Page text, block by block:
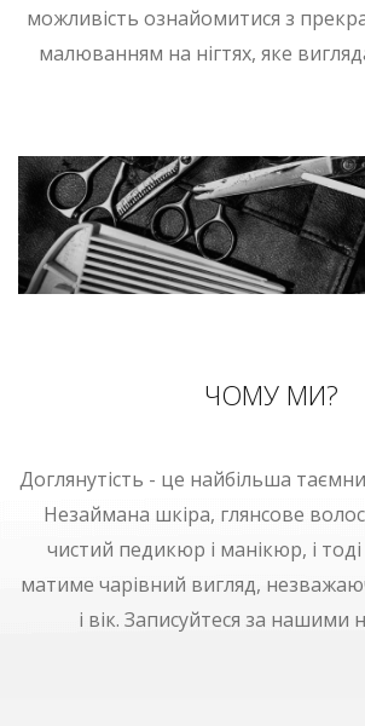
можливість ознайомитися з
малюванням на нігтях, яке
ЧОМУ МИ?
Доглянутість - це найбільша
Незаймана шкіра, глянсове
чистий педикюр і манікюр, і
матиме чарівний вигляд,
і вік. Записуйтеся за нашими